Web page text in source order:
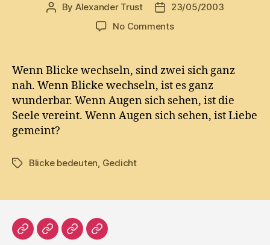
Post
By Alexander Trust
Post23/05/2003
No Commentson
Wenn Blicke wechseln, sind zwei sich ganz
nah. Wenn Blicke wechseln, ist es ganz
wunderbar. Wenn Augen sich sehen, ist die
Seele vereint. Wenn Augen sich sehen, ist Liebe
gemeint?
TagsBlicke bedeuten Gedicht
HomeLiteratur
ProsaImpressum